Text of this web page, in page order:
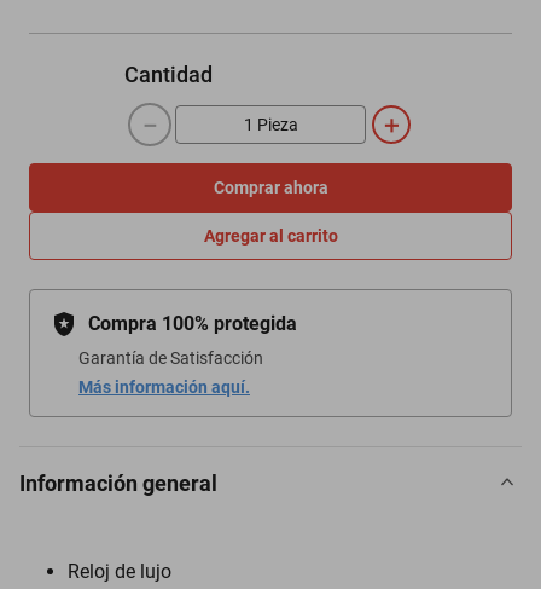
Cantidad
＋
－
Comprar ahora
Agregar al carrito
Compra 100% protegida
Garantía de Satisfacción
Más información aquí.
Información general
Reloj de lujo